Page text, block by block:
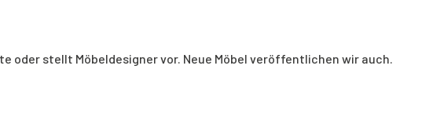
oder stellt Möbeldesigner vor. Neue Möbel veröffentlichen wir auch.